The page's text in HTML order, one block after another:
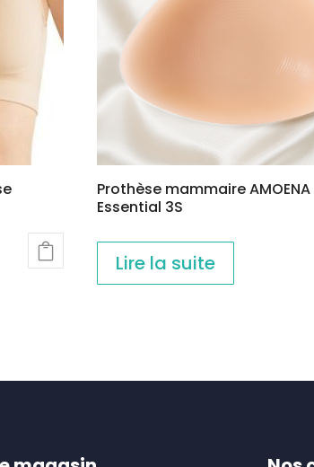
Prothèse mammaire AMOENA
Essential 3S
Lire la suite